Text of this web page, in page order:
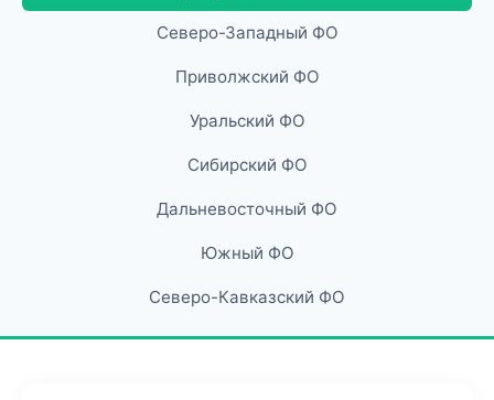
Северо-Западный ФО
Приволжский ФО
Уральский ФО
Сибирский ФО
Дальневосточный ФО
Южный ФО
Северо-Кавказский ФО